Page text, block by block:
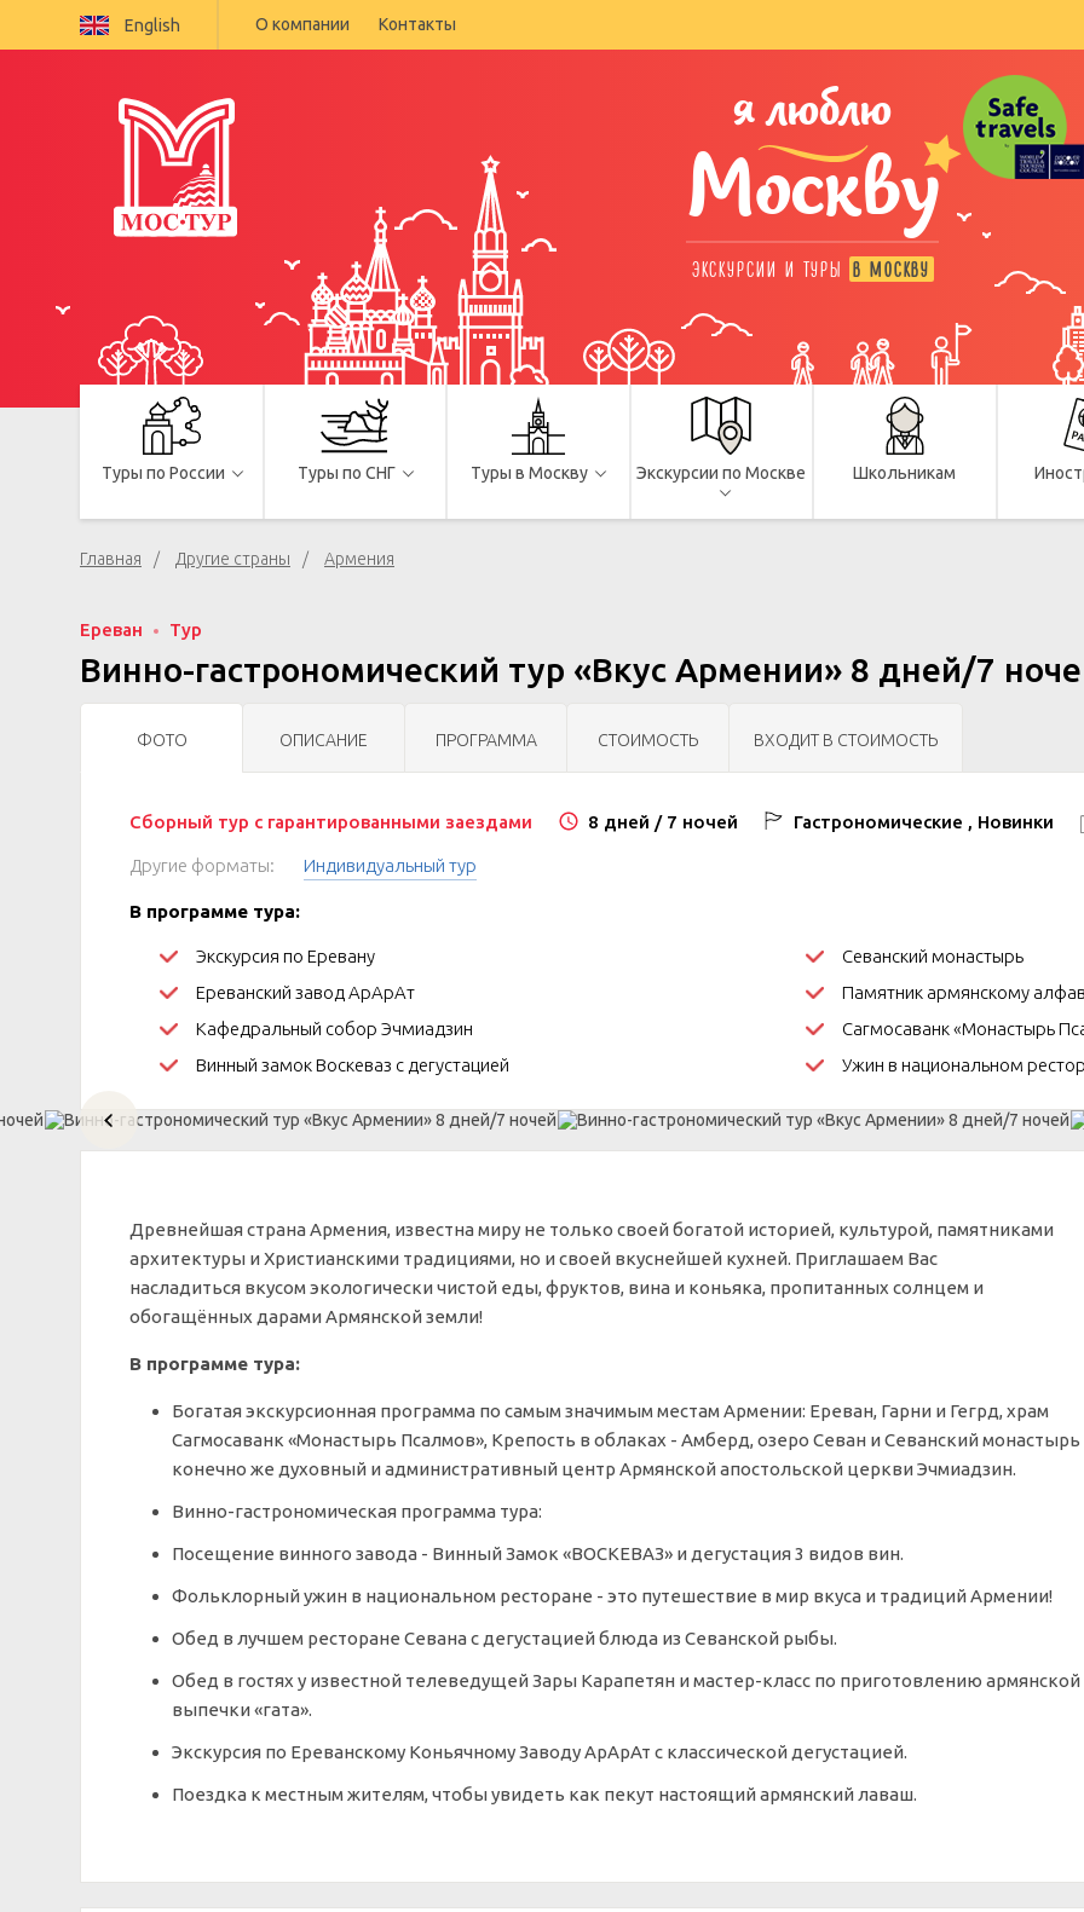
English О компании Контакты
я люблю
Москву
ЭКСКУРСИИ И ТУРЫ В МОСКВУ
Туры по России Туры по СНГ Туры в Москву Экскурсии по Москве Школьникам
Главная Другие страны Армения
Ереван Тур
Винно-гастрономический тур «Вкус Армении» 8 дней/7
ФОТО ОПИСАНИЕ ПРОГРАММА СТОИМОСТЬ ВХОДИТ В СТОИМОСТЬ
Сборный тур с гарантированными заездами 8 дней / 7 ночей Гастрономические , Новинки
Другие форматы: Индивидуальный тур
В программе тура:
Экскурсия по Еревану
Севанский монастырь
Ереванский завод АрАрАт
Памятник армянскому
Кафедральный собор Эчмиадзин
Сагмосаванк «Монастырь
Винный замок Воскеваз с дегустацией
Ужин в национальном
Древнейшая страна Армения, известна миру не только своей богатой историей, культурой, памятниками
архитектуры и Христианскими традициями, но и своей вкуснейшей кухней. Приглашаем Вас
насладиться вкусом экологически чистой еды, фруктов, вина и коньяка, пропитанных солнцем и
обогащённых дарами Армянской земли!
В программе тура:
Богатая экскурсионная программа по самым значимым местам Армении: Ереван, Гарни и Гегрд, храм
Сагмосаванк «Монастырь Псалмов», Крепость в облаках - Амберд, озеро Севан и Севанский монастырь
конечно же духовный и административный центр Армянской апостольской церкви Эчмиадзин.
Винно-гастрономическая программа тура:
Посещение винного завода - Винный Замок «ВОСКЕВАЗ» и дегустация 3 видов вин.
Фольклорный ужин в национальном ресторане - это путешествие в мир вкуса и традиций Армении!
Обед в лучшем ресторане Севана с дегустацией блюда из Севанской рыбы.
Обед в гостях у известной телеведущей Зары Карапетян и мастер-класс по приготовлению армянской
выпечки «гата».
Экскурсия по Ереванскому Коньячному Заводу АрАрАт с классической дегустацией.
Поездка к местным жителям, чтобы увидеть как пекут настоящий армянский лаваш.